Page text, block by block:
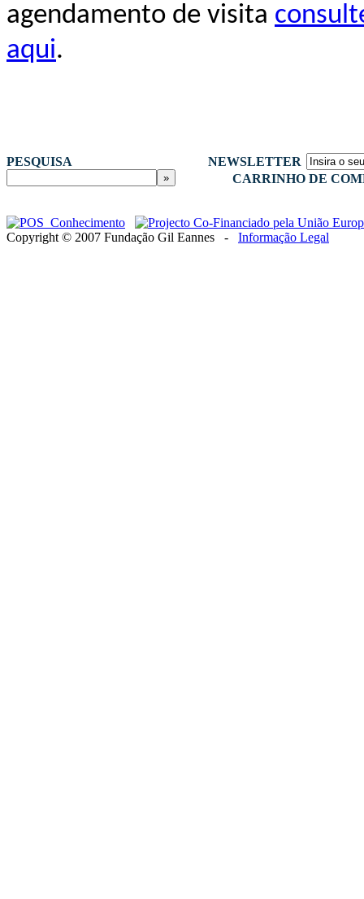
agendamento de visita
aqui.
PESQUISA
NEWSLETTER
CARRINHO DE
Copyright © 2007 Fundação Gil Eannes - Informação Legal